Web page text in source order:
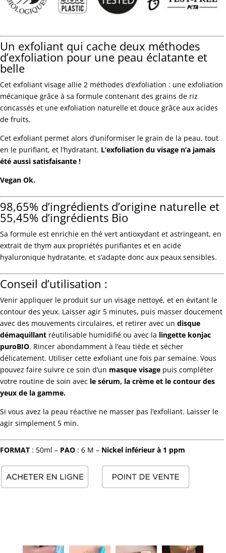
Un exfoliant qui cache deux méthodes
d’exfoliation pour une peau éclatante et
belle
Cet exfoliant visage allie 2 méthodes d’exfoliation : une exfoliation
mécanique grâce à sa formule contenant des grains de riz
concassés et une exfoliation naturelle et douce grâce aux acides
de fruits.
Cet exfoliant permet alors d’uniformiser le grain de la peau, tout
en le purifiant, et l’hydratant. L’exfoliation du visage n’a jamais
été aussi satisfaisante !
Vegan Ok.
98,65% d’ingrédients d’origine naturelle et
55,45% d’ingrédients Bio
Sa formule est enrichie en thé vert antioxydant et astringeant, en
extrait de thym aux propriétés purifiantes et en acide
hyaluronique hydratante, et s’adapte donc aux peaux sensibles.
Conseil d’utilisation :
Venir appliquer le produit sur un visage nettoyé, et en évitant le
contour des yeux. Laisser agir 5 minutes, puis masser doucement
avec des mouvements circulaires, et retirer avec un disque
démaquillant réutilisable humidifié ou avec la lingette konjac
puroBIO. Rincer abondamment à l’eau tiède et sécher
délicatement. Utiliser cette exfoliant une fois par semaine. Vous
pouvez faire suivre ce soin d’un masque visage puis compléter
votre routine de soin avec le sérum, la crème et le contour des
yeux de la gamme.
Si vous avez la peau réactive ne masser pas l’exfoliant. Laisser le
agir simplement 5 min.
FORMAT : 50ml – PAO : 6 M – Nickel inférieur à 1 ppm